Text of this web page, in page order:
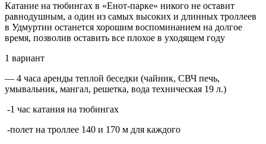
Катание на тюбингах в «Енот-парке» никого не оставит
равнодушным, а один из самых высоких и длинных троллеев
в Удмуртии останется хорошим воспоминанием на долгое
время, позволив оставить все плохое в уходящем году
1 вариант
— 4 часа аренды теплой беседки (чайник, СВЧ печь,
умывальник, мангал, решетка, вода техническая 19 л.)
-1 час катания на тюбингах
-полет на троллее 140 и 170 м для каждого